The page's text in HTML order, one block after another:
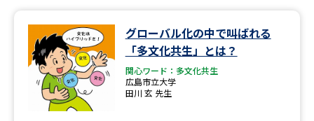
グローバル化の中で叫ばれる
「多文化共生」とは？
関心ワード：多文化共生
広島市立大学
田川 玄 先生